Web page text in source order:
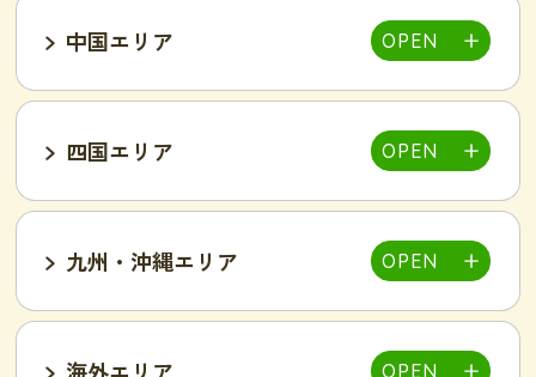
池袋西口店
吉祥寺駅前店
小岩駅前店 渋谷店 新橋店
小山店
湘南藤沢店 新横浜菊名店
富山インター店
甲府中央店
岐阜可児店
明石駅前店
豊岡店
東加古川店
姫路店
和歌山店
中国エリア
岡山駅前店 岡山東店
四国エリア
九州・沖縄エリア
海外エリア